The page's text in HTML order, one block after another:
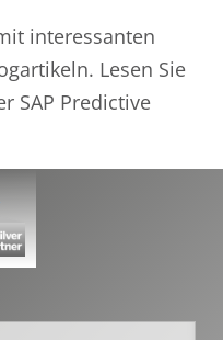
interessanten
Lesen Sie
SAP Predictive